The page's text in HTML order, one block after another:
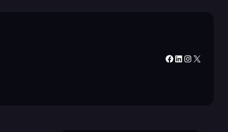
Facebook
LinkedIn
Instagram
X